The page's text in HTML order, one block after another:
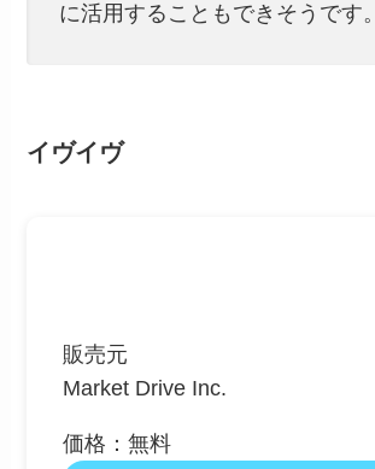
に活用することもできそうです。
イヴイヴ
販売元
Market Drive Inc.
価格：無料